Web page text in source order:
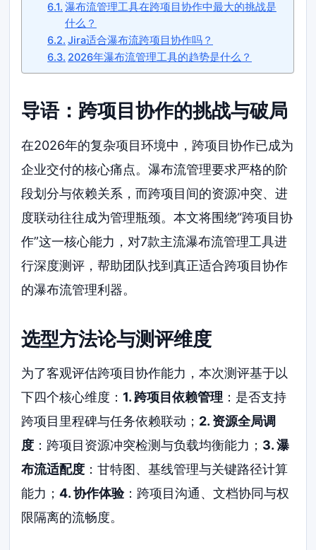
瀑布流管理工具在跨项目协作中最大的挑战是
什么？
Jira适合瀑布流跨项目协作吗？
2026年瀑布流管理工具的趋势是什么？
导语：跨项目协作的挑战与破局
在2026年的复杂项目环境中，跨项目协作已成为
企业交付的核心痛点。瀑布流管理要求严格的阶
段划分与依赖关系，而跨项目间的资源冲突、进
度联动往往成为管理瓶颈。本文将围绕“跨项目协
作”这一核心能力，对7款主流瀑布流管理工具进
行深度测评，帮助团队找到真正适合跨项目协作
的瀑布流管理利器。
选型方法论与测评维度
为了客观评估跨项目协作能力，本次测评基于以
下四个核心维度： 1. 跨项目依赖管理 ：是否支持
跨项目里程碑与任务依赖联动； 2. 资源全局调
度 ：跨项目资源冲突检测与负载均衡能力； 3. 瀑
布流适配度 ：甘特图、基线管理与关键路径计算
能力；4. 协作体验：跨项目沟通、文档协同与权
限隔离的流畅度。